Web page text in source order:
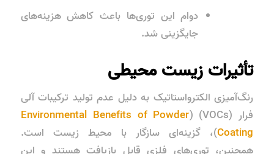
دوام این توری‌ها باعث کاهش هزینه‌های
جایگزینی شد.
تأثیرات زیست‌ محیطی
رنگ‌آمیزی الکترواستاتیک به دلیل عدم تولید ترکیبات آلی
فرار(VOCs) (
Environmental Benefits of Powder
Coating)، گزینه‌ای سازگار با محیط زیست است.
همچنین، توری‌های فلزی قابل بازیافت هستند و این